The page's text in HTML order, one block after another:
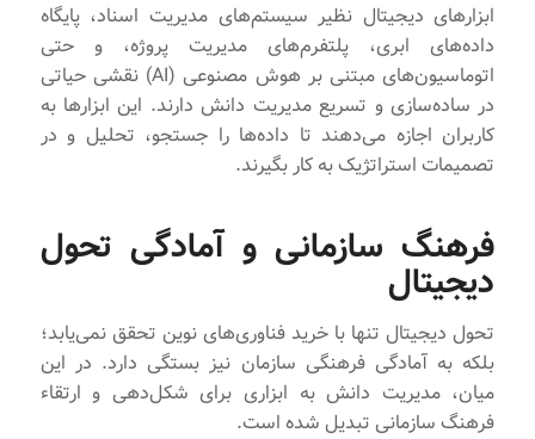
ابزارهای دیجیتال نظیر سیستم‌های مدیریت اسناد، پایگاه
داده‌های ابری، پلتفرم‌های مدیریت پروژه، و حتی
اتوماسیون‌های مبتنی بر هوش مصنوعی (AI) نقشی حیاتی
در ساده‌سازی و تسریع مدیریت دانش دارند. این ابزارها به
کاربران اجازه می‌دهند تا داده‌ها را جستجو، تحلیل و در
تصمیمات استراتژیک به کار بگیرند.
فرهنگ سازمانی و آمادگی تحول
دیجیتال
تحول دیجیتال تنها با خرید فناوری‌های نوین تحقق نمی‌یابد؛
بلکه به آمادگی فرهنگی سازمان نیز بستگی دارد. در این
میان، مدیریت دانش به ابزاری برای شکل‌دهی و ارتقاء
فرهنگ سازمانی تبدیل شده است.